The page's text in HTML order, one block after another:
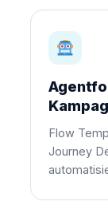
Flow
Journey